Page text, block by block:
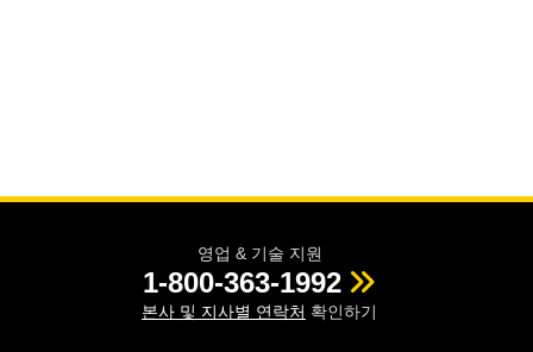
영업 & 기술 지원
1-800-363-1992
본사 및 지사별 연락처 확인하기